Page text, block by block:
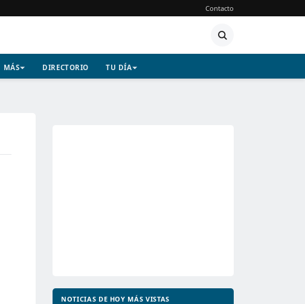
Contacto
MÁS DIRECTORIO TU DÍA
NOTICIAS DE HOY MÁS VISTAS